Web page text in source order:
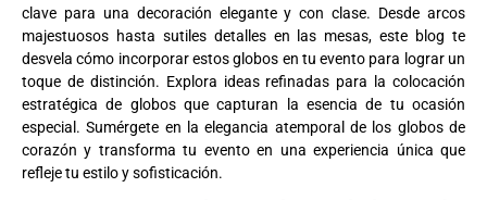
clave para una decoración elegante y con clase. Desde arcos
majestuosos hasta sutiles detalles en las mesas, este blog te
desvela cómo incorporar estos globos en tu evento para lograr un
toque de distinción. Explora ideas refinadas para la colocación
estratégica de globos que capturan la esencia de tu ocasión
especial. Sumérgete en la elegancia atemporal de los globos de
corazón y transforma tu evento en una experiencia única que
refleje tu estilo y sofisticación.